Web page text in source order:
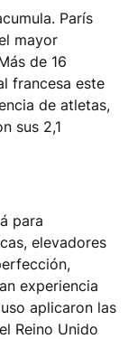
París
mayor
de 16
francesa este
de atletas,
sus 2,1
para
elevadores
experiencia
aplicaron las
Reino Unido